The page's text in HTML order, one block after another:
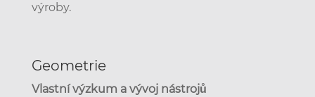
výroby.
Geometrie
Vlastní výzkum a vývoj nástrojů